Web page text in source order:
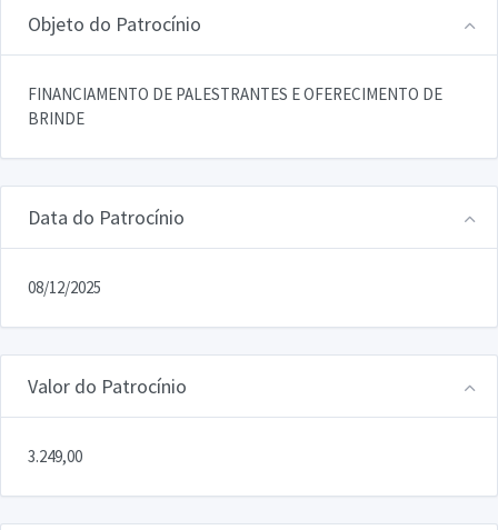
Objeto do Patrocínio
FINANCIAMENTO DE PALESTRANTES E OFERECIMENTO DE
BRINDE
Data do Patrocínio
08/12/2025
Valor do Patrocínio
3.249,00